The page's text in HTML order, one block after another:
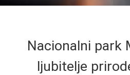
Nacionalni park
ljubitelje